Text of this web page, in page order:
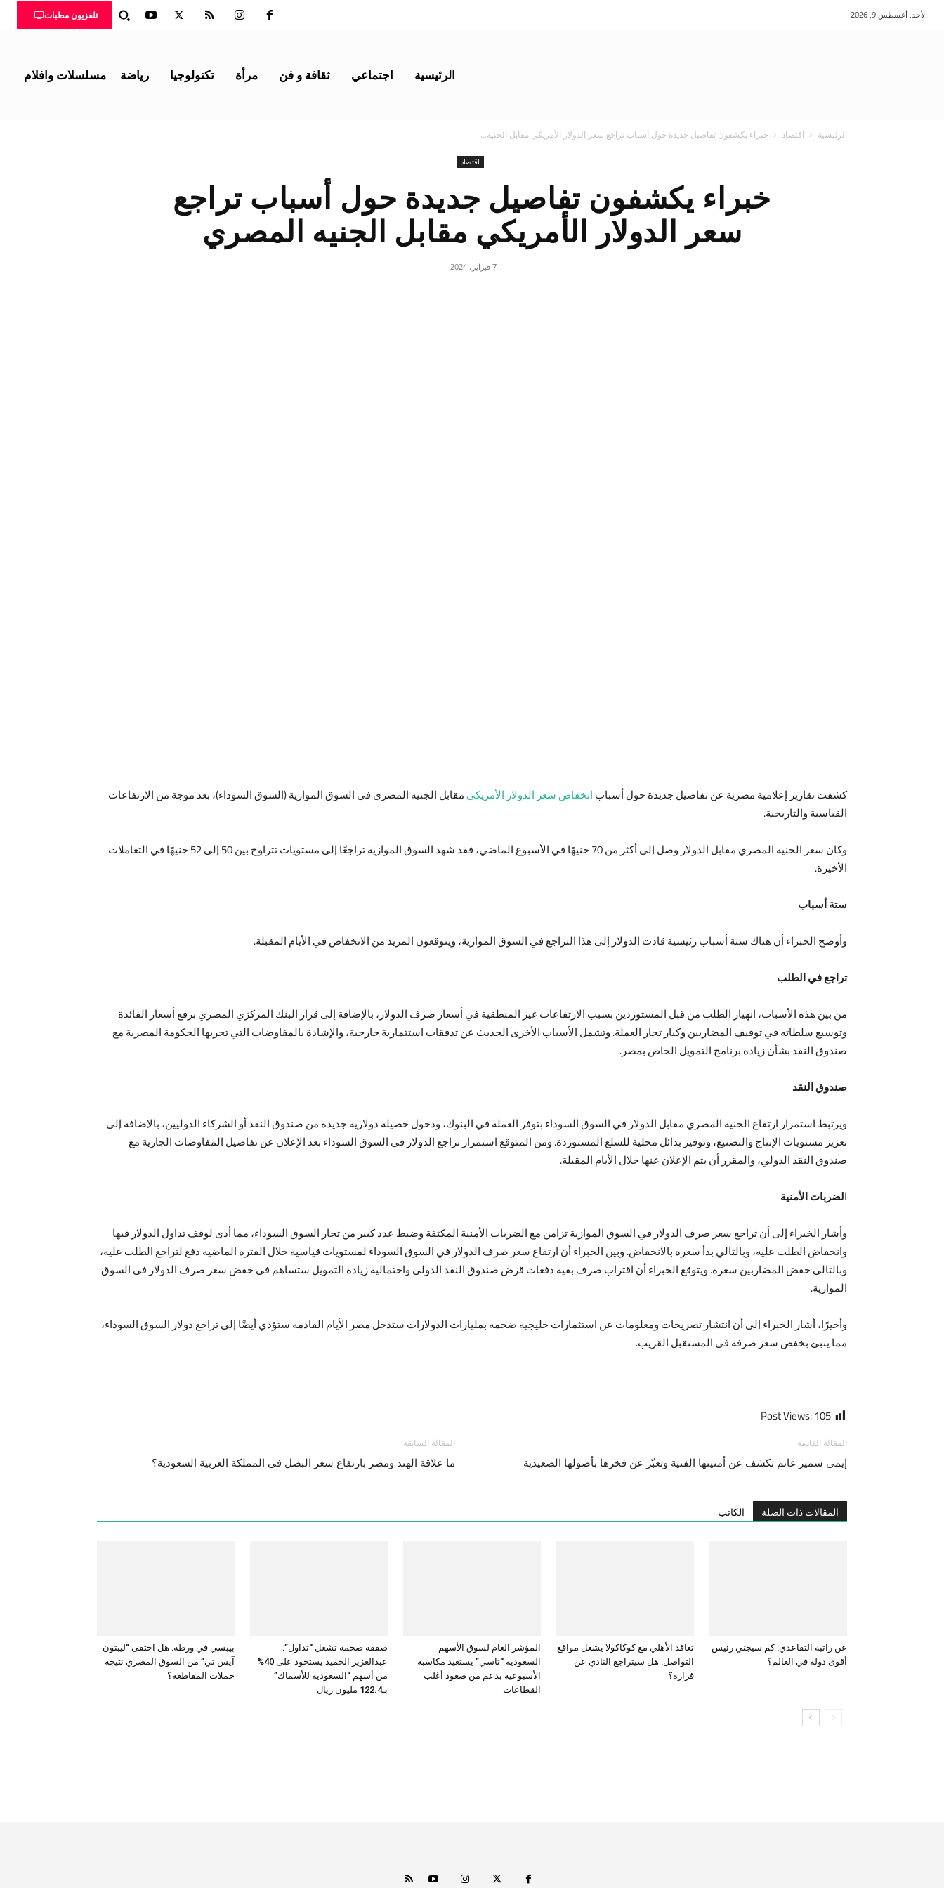
تلفزيون مطبات الأحد, أغسطس 9, 2026
الرئيسية اجتماعي ثقافة و فن مرأة تكنولوجيا رياضة مسلسلات وافلام
الرئيسية اقتصاد خبراء يكشفون تفاصيل جديدة حول أسباب تراجع سعر الدولار الأمريكي مقابل الجنيه...
اقتصاد
خبراء يكشفون تفاصيل جديدة حول أسباب تراجع
سعر الدولار الأمريكي مقابل الجنيه المصري
7 فبراير، 2024
كشفت تقارير إعلامية مصرية عن تفاصيل جديدة حول أسبابانخفاض سعر الدولار الأمريكيمقابل الجنيه المصري في السوق الموازية(السوق السوداء)، بعد موجة من الارتفاعات
القياسية والتاريخية.
وكان سعر الجنيه المصري مقابل الدولار وصل إلى أكثر من70جنيهًا في الأسبوع الماضي، فقد شهد السوق الموازية تراجعًا إلى مستويات تتراوح بين50إلى52جنيهًا في التعاملات
الأخيرة.
ستة أسباب
وأوضح الخبراء أن هناك ستة أسباب رئيسية قادت الدولار إلى هذا التراجع في السوق الموازية، ويتوقعون المزيد من الانخفاض في الأيام المقبلة.
تراجع في الطلب
من بين هذه الأسباب، انهيار الطلب من قبل المستوردين بسبب الارتفاعات غير المنطقية في أسعار صرف الدولار، بالإضافة إلى قرار البنك المركزي المصري برفع أسعار الفائدة
وتوسيع سلطاته في توقيف المضاربين وكبار تجار العملة. وتشمل الأسباب الأخرى الحديث عن تدفقات استثمارية خارجية، والإشادة بالمفاوضات التي تجريها الحكومة المصرية مع
صندوق النقد بشأن زيادة برنامج التمويل الخاص بمصر.
صندوق النقد
ويرتبط استمرار ارتفاع الجنيه المصري مقابل الدولار في السوق السوداء بتوفر العملة في البنوك، ودخول حصيلة دولارية جديدة من صندوق النقد أو الشركاء الدوليين، بالإضافة إلى
تعزيز مستويات الإنتاج والتصنيع، وتوفير بدائل محلية للسلع المستوردة. ومن المتوقع استمرار تراجع الدولار في السوق السوداء بعد الإعلان عن تفاصيل المفاوضات الجارية مع
صندوق النقد الدولي، والمقرر أن يتم الإعلان عنها خلال الأيام المقبلة.
الضربات الأمنية
وأشار الخبراء إلى أن تراجع سعر صرف الدولار في السوق الموازية تزامن مع الضربات الأمنية المكثفة وضبط عدد كبير من تجار السوق السوداء، مما أدى لوقف تداول الدولار فيها
وانخفاض الطلب عليه، وبالتالي بدأ سعره بالانخفاض. وبين الخبراء أن ارتفاع سعر صرف الدولار في السوق السوداء لمستويات قياسية خلال الفترة الماضية دفع لتراجع الطلب عليه،
وبالتالي خفض المضاربين سعره. ويتوقع الخبراء أن اقتراب صرف بقية دفعات قرض صندوق النقد الدولي واحتمالية زيادة التمويل ستساهم في خفض سعر صرف الدولار في السوق
الموازية.
وأخيرًا، أشار الخبراء إلى أن انتشار تصريحات ومعلومات عن استثمارات خليجية ضخمة بمليارات الدولارات ستدخل مصر الأيام القادمة ستؤدي أيضًا إلى تراجع دولار السوق السوداء،
مما ينبئ بخفض سعر صرفه في المستقبل القريب.
Post Views:105
المقالة السابقة
ما علاقة الهند ومصر بارتفاع سعر البصل في المملكة العربية السعودية؟
المقالة القادمة
المقالات ذات الصلة الكاتب
بيبسي في ورطة: هل اختفى “ليبتون
آيس تي” من السوق المصري نتيجة
حملات المقاطعة؟
صفقة ضخمة تشعل “تداول”:
عبدالعزيز الحميد يستحوذ على 40%
من أسهم “السعودية للأسماك”
بـ122.4 مليون ريال
المؤشر العام لسوق الأسهم
السعودية “تاسي” يستعيد مكاسبه
الأسبوعية بدعم من صعود أغلب
القطاعات
تعاقد الأهلي مع كوكاكولا يشعل مواقع
التواصل: هل سيتراجع النادي عن
قراره؟
عن راتبه التقاعدي: كم سيجني رئيس
أقوى دولة في العالم؟